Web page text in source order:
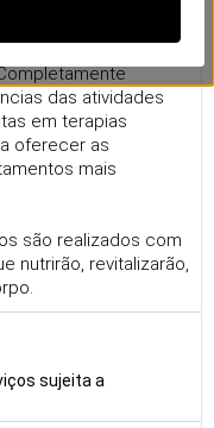
Leve o seu
rendimento com os
das atividades
em terapias
oferecer as
mais
são realizados com
nutrirão, revitalizarão,
sujeita a